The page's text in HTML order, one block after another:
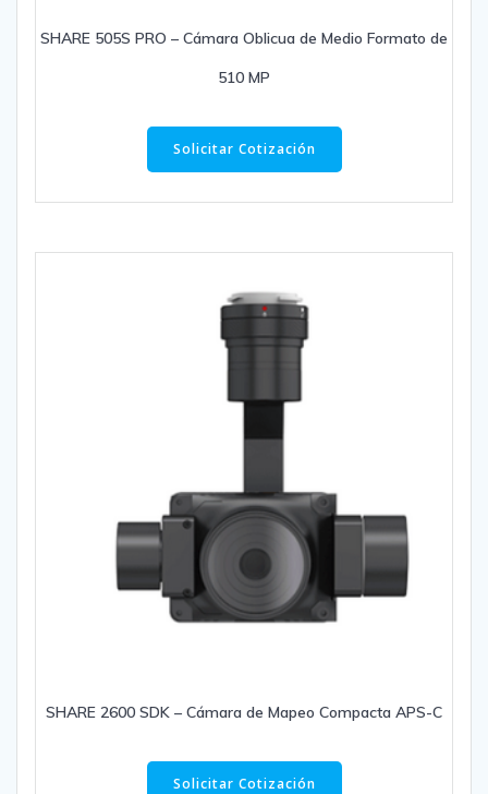
SHARE 505S PRO – Cámara Oblicua de Medio Formato de
510 MP
Solicitar Cotización
SHARE 2600 SDK – Cámara de Mapeo Compacta APS-C
Solicitar Cotización